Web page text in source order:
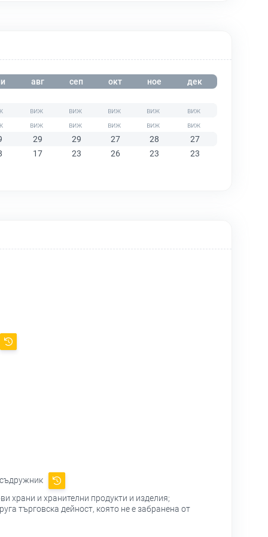
авг сеп окт ное дек
29 29 27 28
27
17 23 26 23 23
храни и хранителни продукти и изделия;
търговска дейност, която не е забранена от